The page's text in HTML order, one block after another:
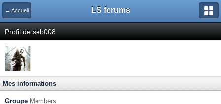
← Accueil LS forums
Profil de seb008
Mes informations
Groupe Members